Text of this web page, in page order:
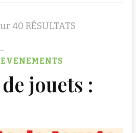
40 RÉSULTATS
EVENEMENTS
jouets :